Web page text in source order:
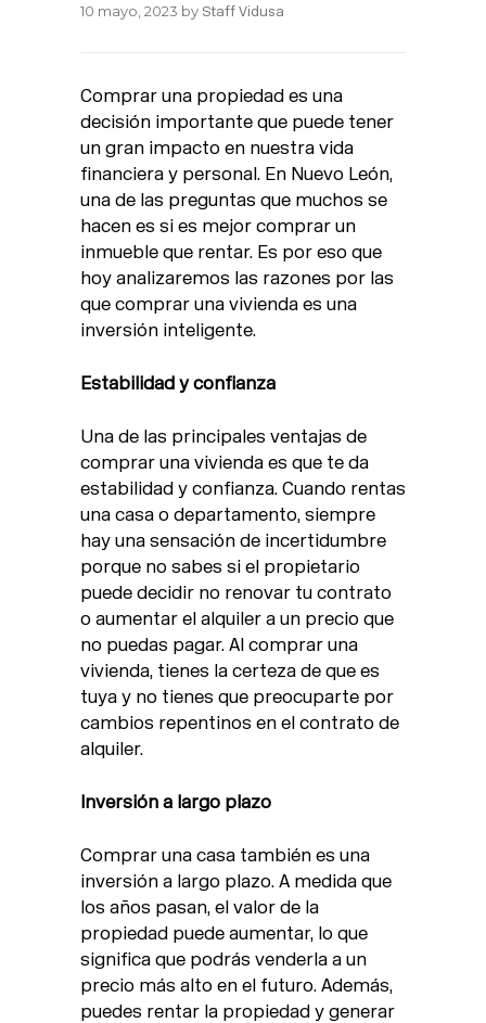
10 mayo, 2023 by Staff Vidusa
Comprar una propiedad es una
decisión importante que puede tener
un gran impacto en nuestra vida
financiera y personal. En Nuevo León,
una de las preguntas que muchos se
hacen es si es mejor comprar un
inmueble que rentar. Es por eso que
hoy analizaremos las razones por las
que comprar una vivienda es una
inversión inteligente.
Estabilidad y confianza
Una de las principales ventajas de
comprar una vivienda es que te da
estabilidad y confianza. Cuando rentas
una casa o departamento, siempre
hay una sensación de incertidumbre
porque no sabes si el propietario
puede decidir no renovar tu contrato
o aumentar el alquiler a un precio que
no puedas pagar. Al comprar una
vivienda, tienes la certeza de que es
tuya y no tienes que preocuparte por
cambios repentinos en el contrato de
alquiler.
Inversión a largo plazo
Comprar una casa también es una
inversión a largo plazo. A medida que
los años pasan, el valor de la
propiedad puede aumentar, lo que
significa que podrás venderla a un
precio más alto en el futuro. Además,
puedes rentar la propiedad y generar